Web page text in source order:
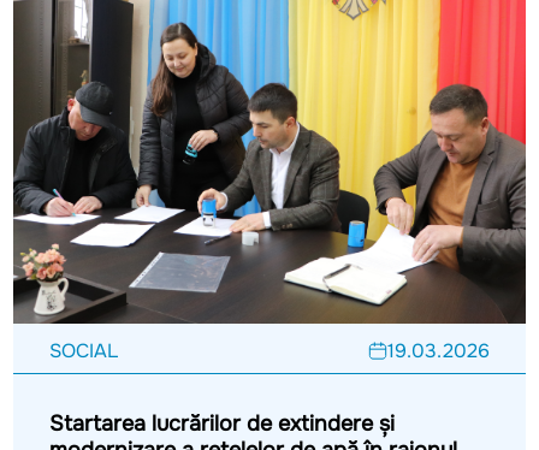
SOCIAL 19.03.2026
Startarea lucrărilor de extindere și